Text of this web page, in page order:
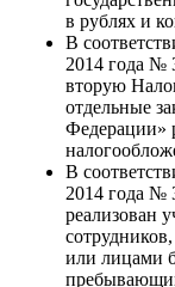
в рублях и
В
2014 года №
вторую
отдельные
Федерации»
В
2014 года №
реализован
или лицами